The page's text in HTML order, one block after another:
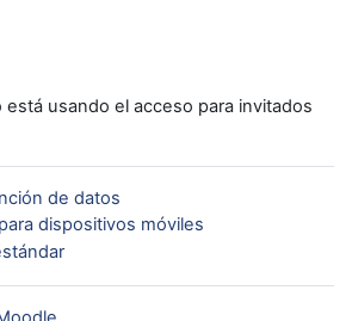
usando el acceso para invitados
de datos
dispositivos móviles